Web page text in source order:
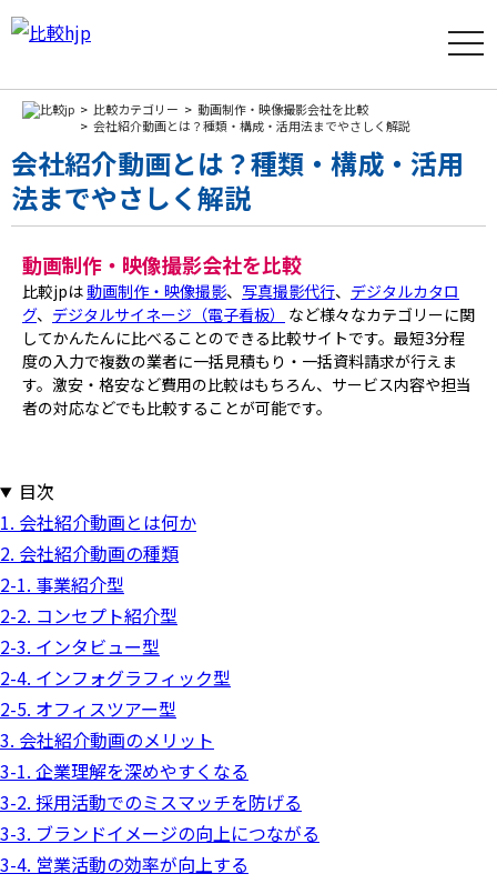
t
o
g
a
比較カテゴリー
動画制作・映像撮影会社を比較
会社紹介動画とは？種類・構成・活用法までやさしく解説
会社紹介動画とは？種類・構成・活用
法までやさしく解説
動画制作・映像撮影会社を比較
比較jpは 動画制作・映像撮影、 写真撮影代行、 デジタルカタロ
グ、 デジタルサイネージ（電子看板）
など様々なカテゴリーに関
してかんたんに比べることのできる比較サイトです。最短3分程
度の入力で複数の業者に一括見積もり・一括資料請求が行えま
す。激安・格安など費用の比較はもちろん、サービス内容や担当
者の対応などでも比較することが可能です。
目次
1. 会社紹介動画とは何か
2. 会社紹介動画の種類
2-1. 事業紹介型
2-2. コンセプト紹介型
2-3. インタビュー型
2-4. インフォグラフィック型
2-5. オフィスツアー型
3. 会社紹介動画のメリット
3-1. 企業理解を深めやすくなる
3-2. 採用活動でのミスマッチを防げる
3-3. ブランドイメージの向上につながる
3-4. 営業活動の効率が向上する